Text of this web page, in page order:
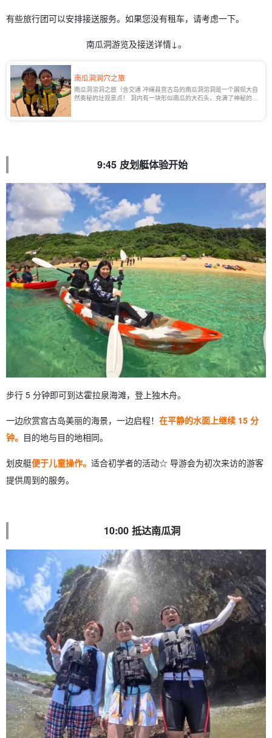
有些旅行团可以安排接送服务。如果您没有租车，请考虑一下。
南瓜洞游览及接送详情↓。
南瓜洞洞穴之旅
南瓜洞溶洞之旅（含交通 冲绳县宫古岛的南瓜洞溶洞是一个展现大自
然奥秘的壮观景点！ 洞内有一块形似南瓜的大石头，充满了神秘的气
9:45 皮划艇体验开始
步行 5 分钟即可到达霍拉泉海滩，登上独木舟。
一边欣赏宫古岛美丽的海景，一边启程！ 在平静的水面上继续 15 分
钟。 目的地与目的地相同。
划皮艇便于儿童操作。 适合初学者的活动☆ 导游会为初次来访的游客
提供周到的服务。
10:00 抵达南瓜洞